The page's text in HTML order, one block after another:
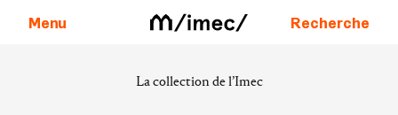
Menu Recherche
La collection de l’Imec